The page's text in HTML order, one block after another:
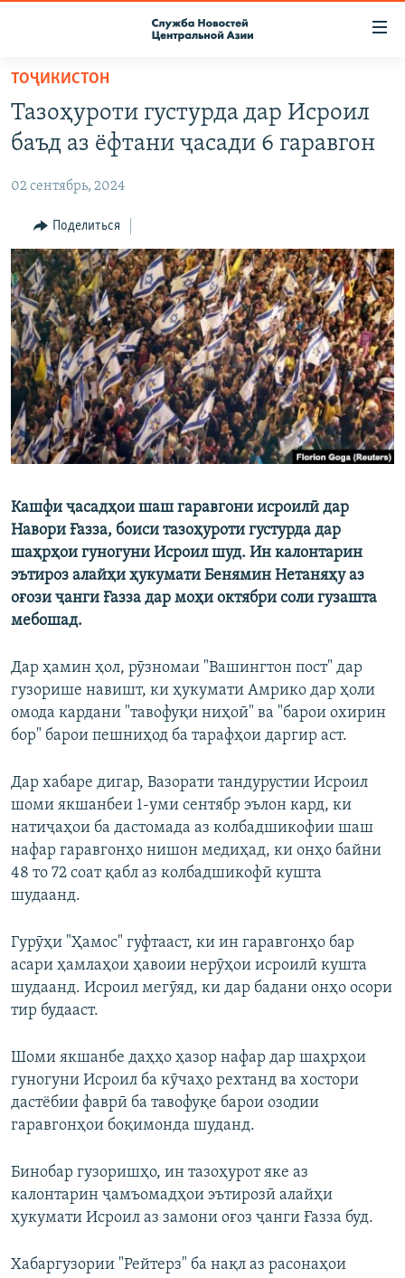
Вернуться
основному
содержанию
навигации
Вернутся
поиску
ПОДПИСКА
RFE/RL ДИРЕКТ
НАСТОЯЩЕЕ ВРЕМЯ
МИГРАНТ МЕДИА
ТОҶИКИСТОН
Тазоҳуроти густурда дар Исроил
баъд аз ёфтани ҷасади 6 гаравгон
02 сентябрь, 2024
Поделиться
Кашфи ҷасадҳои шаш гаравгони исроилӣ дар
Навори Ғазза, боиси тазоҳуроти густурда дар
шаҳрҳои гуногуни Исроил шуд. Ин калонтарин
эътироз алайҳи ҳукумати Бенямин Нетаняҳу аз
оғози ҷанги Ғазза дар моҳи октябри соли гузашта
мебошад.
Дар ҳамин ҳол, рӯзномаи "Вашингтон пост" дар
гузорише навишт, ки ҳукумати Амрико дар ҳоли
омода кардани "тавофуқи ниҳоӣ" ва "барои охирин
бор" барои пешниҳод ба тарафҳои даргир аст.
Дар хабаре дигар, Вазорати тандурустии Исроил
шоми якшанбеи 1-уми сентябр эълон кард, ки
натиҷаҳои ба дастомада аз колбадшикофии шаш
нафар гаравгонҳо нишон медиҳад, ки онҳо байни
48 то 72 соат қабл аз колбадшикофӣ кушта
шудаанд.
Гурӯҳи "Ҳамос" гуфтааст, ки ин гаравгонҳо бар
асари ҳамлаҳои ҳавоии нерӯҳои исроилӣ кушта
шудаанд. Исроил мегӯяд, ки дар бадани онҳо осори
тир будааст.
Шоми якшанбе даҳҳо ҳазор нафар дар шаҳрҳои
гуногуни Исроил ба кӯчаҳо рехтанд ва хостори
дастёбии фаврӣ ба тавофуқе барои озодии
гаравгонҳои боқимонда шуданд.
Бинобар гузоришҳо, ин тазоҳурот яке аз
калонтарин ҷамъомадҳои эътирозӣ алайҳи
ҳукумати Исроил аз замони оғоз ҷанги Ғазза буд.
Хабаргузории "Рейтерз" ба нақл аз расонаҳои